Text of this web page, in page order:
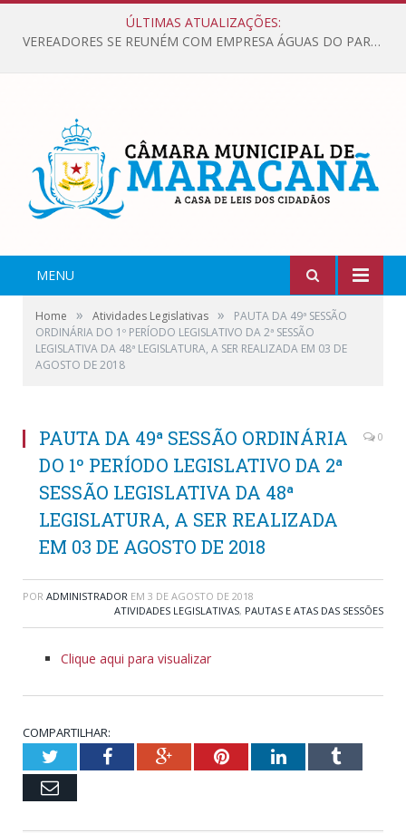
ÚLTIMAS ATUALIZAÇÕES:
VEREADORES SE REUNÉM COM EMPRESA ÁGUAS DO PARÁ, PARA APRESENTAR REIVINDICAÇÕES E MELHORIAS NA QUALIDADE DOS SERVIÇOS OFERECIDOS Á POPULAÇÃO.
MENU
Home » Atividades Legislativas »
PAUTA DA 49ª SESSÃO
ORDINÁRIA DO 1º PERÍODO LEGISLATIVO DA 2ª SESSÃO
LEGISLATIVA DA 48ª LEGISLATURA, A SER REALIZADA EM 03 DE
AGOSTO DE 2018
PAUTA DA 49ª SESSÃO ORDINÁRIA
DO 1º PERÍODO LEGISLATIVO DA 2ª
SESSÃO LEGISLATIVA DA 48ª
LEGISLATURA, A SER REALIZADA
EM 03 DE AGOSTO DE 2018
0
POR ADMINISTRADOR EM 3 DE AGOSTO DE 2018
ATIVIDADES LEGISLATIVAS, PAUTAS E ATAS DAS SESSÕES
Clique aqui para visualizar
COMPARTILHAR:
TwitterFacebookGoogle+PinterestLinkedInTumblr
Email